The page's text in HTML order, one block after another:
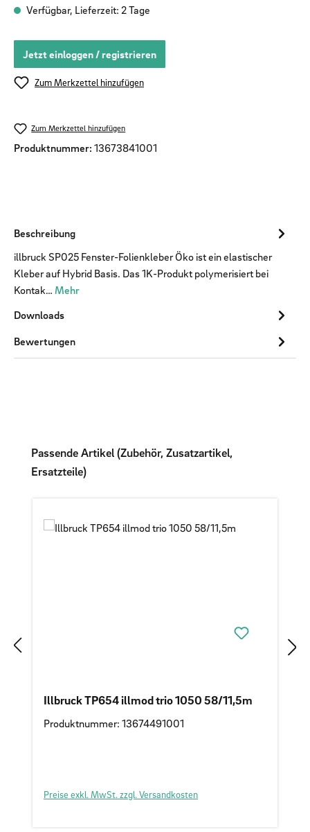
Verfügbar, Lieferzeit: 2 Tage
Jetzt einloggen / registrieren
Zum Merkzettel hinzufügen
Zum Merkzettel hinzufügen
Produktnummer: 13673841001
Beschreibung
illbruck SP025 Fenster-Folienkleber Öko ist ein elastischer
Kleber auf Hybrid Basis. Das 1K-Produkt polymerisiert bei
Kontak… Mehr
Downloads
Bewertungen
Produktgalerie überspringen
Passende Artikel (Zubehör, Zusatzartikel,
Ersatzteile)
Illbruck TP654 illmod trio 1050 58/11,5m
Produktnummer: 13674491001
Preise exkl. MwSt. zzgl. Versandkosten